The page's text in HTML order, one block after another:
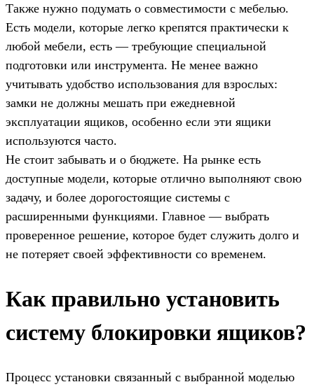
Также нужно подумать о совместимости с мебелью.
Есть модели, которые легко крепятся практически к
любой мебели, есть — требующие специальной
подготовки или инструмента. Не менее важно
учитывать удобство использования для взрослых:
замки не должны мешать при ежедневной
эксплуатации ящиков, особенно если эти ящики
используются часто.
Не стоит забывать и о бюджете. На рынке есть
доступные модели, которые отлично выполняют свою
задачу, и более дорогостоящие системы с
расширенными функциями. Главное — выбрать
проверенное решение, которое будет служить долго и
не потеряет своей эффективности со временем.
Как правильно установить
систему блокировки ящиков?
Процесс установки связанный с выбранной моделью